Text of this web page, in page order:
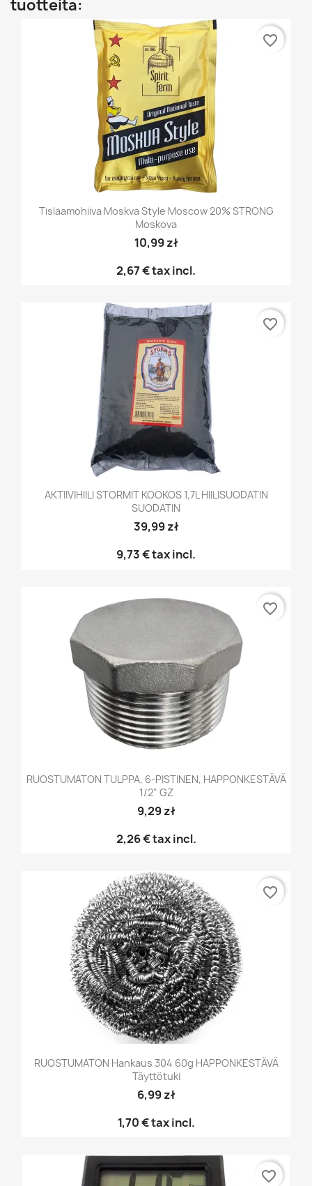
tuotteita:
Tislaamohiiva Moskva Style Moscow 20% STRONG
Moskova
10,99 zł
2,67 €tax incl.
favorite_border
AKTIIVIHIILI STORMIT KOOKOS 1,7L HIILISUODATIN
SUODATIN
39,99 zł
9,73 €tax incl.
favorite_border
RUOSTUMATON TULPPA, 6-PISTINEN, HAPPONKESTÄVÄ
1/2" GZ
9,29 zł
2,26 €tax incl.
favorite_border
RUOSTUMATON Hankaus 304 60g HAPPONKESTÄVÄ
Täyttötuki
6,99 zł
1,70 €tax incl.
favorite_border
favorite_border